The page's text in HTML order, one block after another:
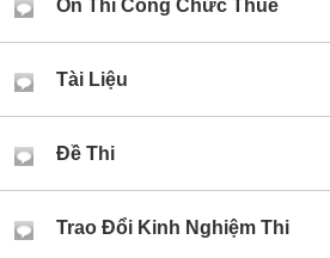
Ôn Thi Công Chức Thuế
Tài Liệu
Đề Thi
Trao Đổi Kinh Nghiệm Thi